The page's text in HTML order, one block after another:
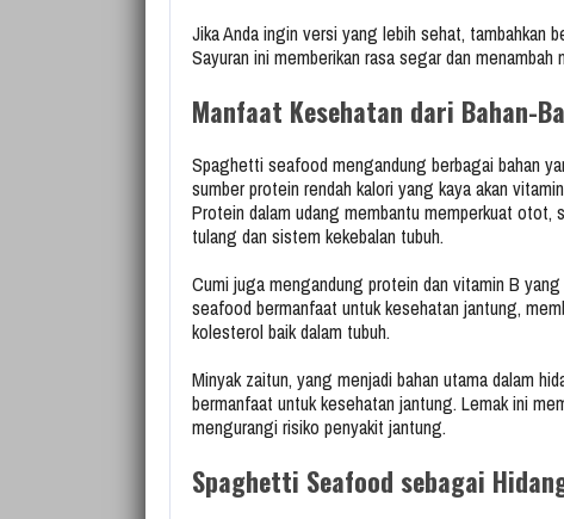
Jika Anda ingin versi yang lebih sehat, tambahkan
Sayuran ini memberikan rasa segar dan menambah
Manfaat Kesehatan dari Bahan-
Spaghetti seafood mengandung berbagai bahan
sumber protein rendah kalori yang kaya akan
Protein dalam udang membantu memperkuat otot,
tulang dan sistem kekebalan tubuh.
Cumi juga mengandung protein dan vitamin B
seafood bermanfaat untuk kesehatan jantung,
kolesterol baik dalam tubuh.
Minyak zaitun, yang menjadi bahan utama dalam
bermanfaat untuk kesehatan jantung. Lemak ini
mengurangi risiko penyakit jantung.
Spaghetti Seafood sebagai